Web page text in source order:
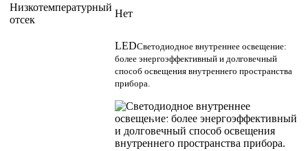
Низкотемпературный
отсек
Нет
LEDСветодиодное внутреннее освещение:
более энергоэффективный и долговечный
способ освещения внутреннего пространства
прибора.